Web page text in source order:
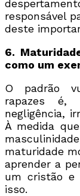
responsável
deste
6.
como um
O padrão
rapazes é,
negligência,
À medida
maturidade
aprender a
um cristão e
isso.